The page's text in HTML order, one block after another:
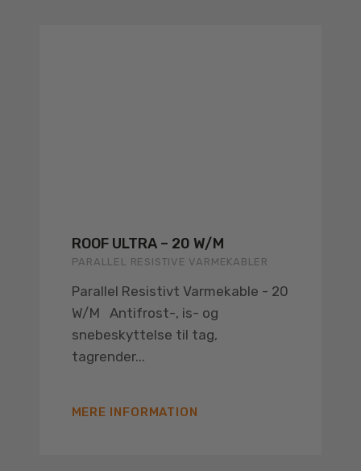
ROOF ULTRA – 20 W/M
PARALLEL RESISTIVE VARMEKABLER
Parallel Resistivt Varmekable - 20
W/M Antifrost-, is- og
snebeskyttelse til tag,
tagrender...
MERE INFORMATION